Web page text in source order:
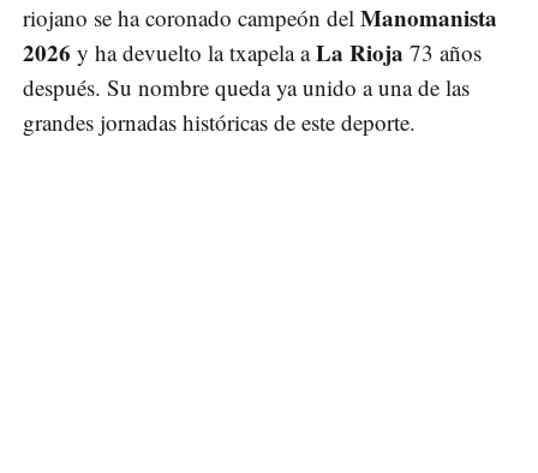
riojano se ha coronado campeón del Manomanista
2026 y ha devuelto la txapela aLa Rioja 73 años
después. Su nombre queda ya unido a una de las
grandes jornadas históricas de este deporte.